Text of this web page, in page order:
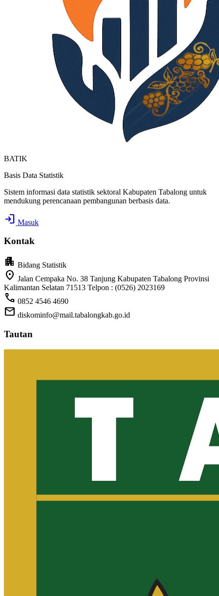
BATIK
Basis Data Statistik
Sistem informasi data statistik sektoral Kabupaten Tabalong untuk
mendukung perencanaan pembangunan berbasis data.
login Masuk
Kontak
apartment Bidang Statistik
location_on Jalan Cempaka No. 38 Tanjung Kabupaten Tabalong Provinsi
Kalimantan Selatan 71513 Telpon : (0526) 2023169
call 0852 4546 4690
mail diskominfo@mail.tabalongkab.go.id
Tautan